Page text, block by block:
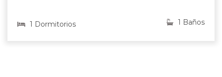
1 Dormitorios 1 Baños